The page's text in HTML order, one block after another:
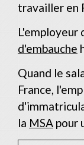
travailler en
L'employeur
d'embauche
Quand le
France,
la MSA pour